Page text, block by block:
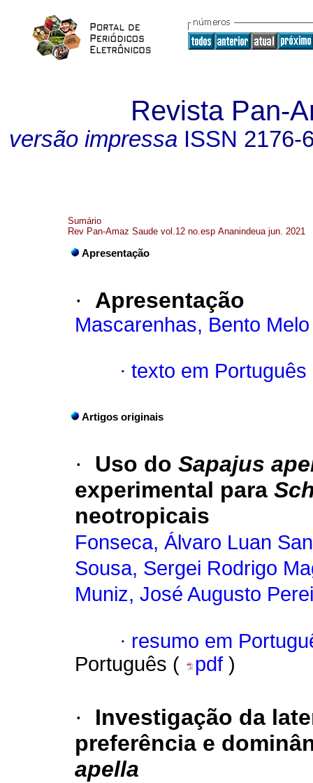
Revista Pan-
versão impressa ISSN 2176-
Sumário
Rev Pan-Amaz Saude vol.12 no.esp Ananindeua jun. 2021
Apresentação
· Apresentação
Mascarenhas, Bento Melo
· texto em Português
Artigos originais
· Uso do Sapajus
experimental para
neotropicais
Fonseca, Álvaro Luan
Sousa, Sergei Rodrigo
Muniz, José Augusto
· resumo em
Português (
pdf )
·
Investigação da
preferência e
apella